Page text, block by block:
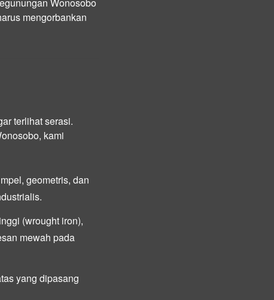
Wonosobo
mengorbankan
terlihat serasi.
kami
geometris, dan
(wrought iron),
mewah pada
yang dipasang